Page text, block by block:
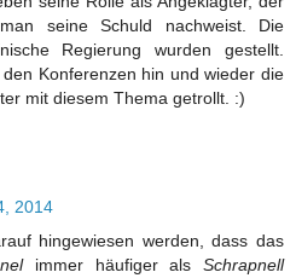
seine Schuld nachweist. Die
Regierung wurden gestellt.
Konferenzen hin und wieder die
mit diesem Thema getrollt. :)
2014
hingewiesen werden, dass das
immer häufiger alsSchrapnell